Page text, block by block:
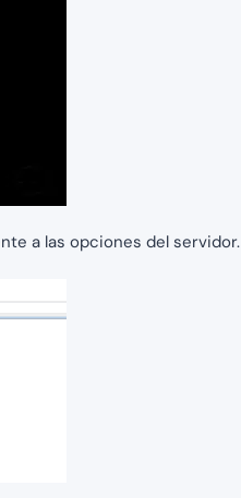
a las opciones del servidor.